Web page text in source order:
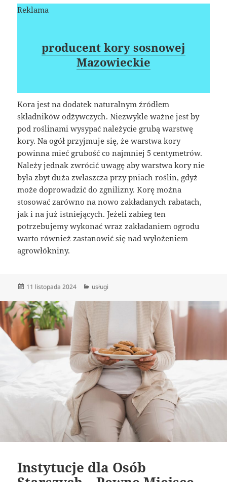
Reklama
producent kory sosnowej
Mazowieckie
Kora jest na dodatek naturalnym źródłem
składników odżywczych. Niezwykle ważne jest by
pod roślinami wysypać należycie grubą warstwę
kory. Na ogół przyjmuje się, że warstwa kory
powinna mieć grubość co najmniej 5 centymetrów.
Należy jednak zwrócić uwagę aby warstwa kory nie
była zbyt duża zwłaszcza przy pniach roślin, gdyż
może doprowadzić do zgnilizny. Korę można
stosować zarówno na nowo zakładanych rabatach,
jak i na już istniejących. Jeżeli zabieg ten
potrzebujemy wykonać wraz zakładaniem ogrodu
warto również zastanowić się nad wyłożeniem
agrowłókniny.
Data
11 listopada 2024 Kategorie
usługi
Instytucje dla Osób